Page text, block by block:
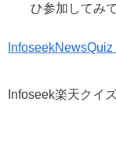
ひ参加してみ
Infoseek楽天クイ